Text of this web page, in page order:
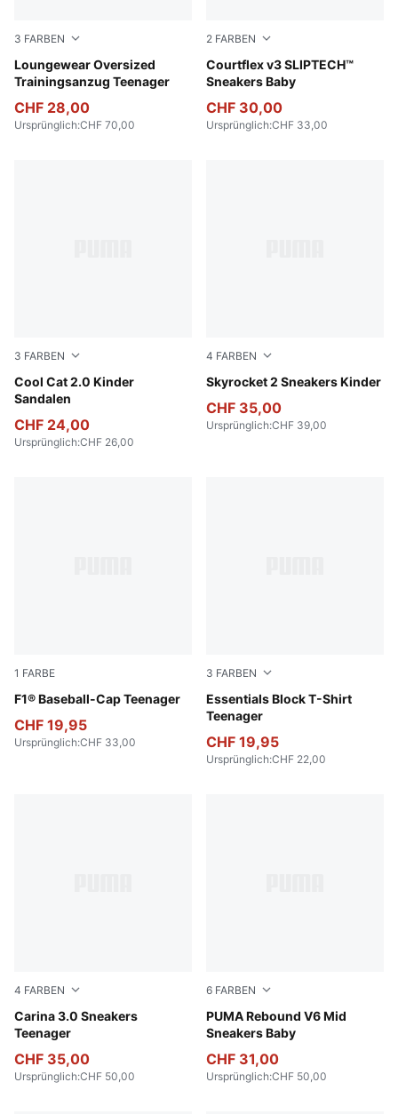
3 FARBEN
Loungewear Oversized
Trainingsanzug Teenager
Wild Pink
CHF 28,00
Ursprünglich:CHF 70,00
2 FARBEN
Courtflex v3 SLIPTECH™
Sneakers Baby
PUMA Black-PUMA White-
CHF 30,00
Ursprünglich:CHF 33,00
3 FARBEN
Cool Cat 2.0 Kinder
Sandalen
Intense Lavender-PUMA White-Pearl Pink
CHF 24,00
Ursprünglich:CHF 26,00
4 FARBEN
Skyrocket 2 Sneakers Kinder
PUMA Black-PUMA White-
CHF 35,00
Ursprünglich:CHF 39,00
1 FARBE
F1® Baseball-Cap Teenager
Puma Black
CHF 19,95
Ursprünglich:CHF 33,00
3 FARBEN
Essentials Block T-Shirt
Teenager
Emerald Ice
CHF 19,95
Ursprünglich:CHF 22,00
4 FARBEN
Carina 3.0 Sneakers
Teenager
PUMA White-Sea Glass
CHF 35,00
Ursprünglich:CHF 50,00
6 FARBEN
PUMA Rebound V6 Mid
Sneakers Baby
PUMA White-PUMA Black-
CHF 31,00
Ursprünglich:CHF 50,00